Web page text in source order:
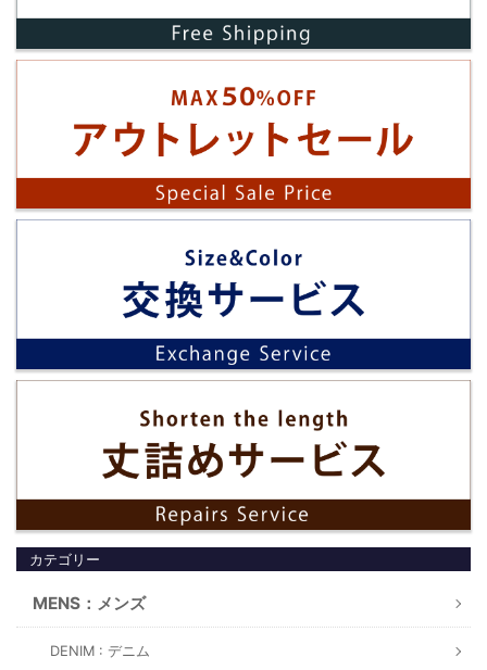
カテゴリー
MENS：メンズ
DENIM : デニム